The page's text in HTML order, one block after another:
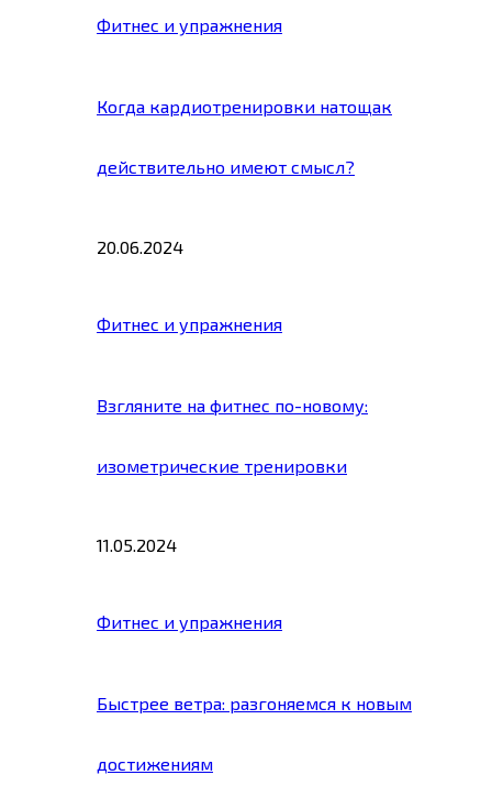
Фитнес и упражнения
Когда кардиотренировки натощак
действительно имеют смысл?
20.06.2024
Фитнес и упражнения
Взгляните на фитнес по-новому:
изометрические тренировки
11.05.2024
Фитнес и упражнения
Быстрее ветра: разгоняемся к новым
достижениям